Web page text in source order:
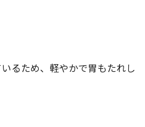
るため、軽やかで胃もたれし